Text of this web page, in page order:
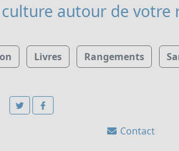
autour de votre
Livres Rangements
Contact